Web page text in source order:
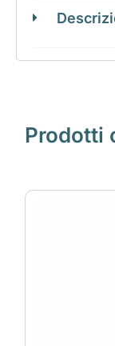
Prodotti